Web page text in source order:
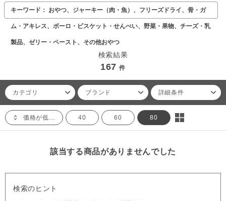
キーワード： おやつ、ジャーキー（肉・魚）、フリーズドライ、骨・ガ
ム・アキレス、ボーロ・ビスケット・せんべい、野菜・果物、チーズ・乳
製品、ゼリー・ペースト、その他おやつ
検索結果
167 件
カテゴリ ブランド 詳細条件
価格が低い順 40 60 80
該当する商品がありませんでした
検索のヒント